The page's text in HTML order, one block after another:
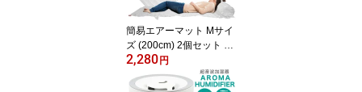
グ 極細 シンプル ゆびわ
彫刻 送料無料 ギフト
簡易エアーマット Mサイ
ズ (200cm) 2個セット 簡
易ベッド 簡易ベット 災
害時 枕 防災袋に最適 コ
ンパクト 収納 軽い キャ
2,280円